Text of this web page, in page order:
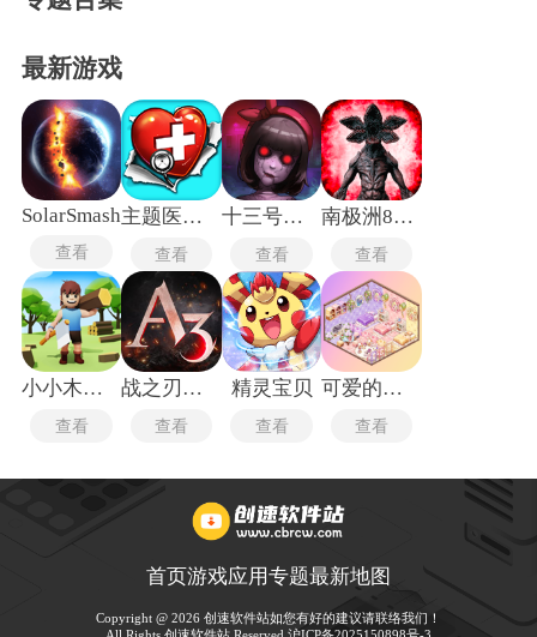
最新游戏
SolarSmash
查看
主题医院单机版
查看
十三号病院
查看
南极洲88号
查看
小小木材商
查看
战之刃幸存者
查看
精灵宝贝
查看
可爱的房屋设计
查看
首页游戏应用专题最新地图
Copyright @ 2026 创速软件站如您有好的建议请联络我们！